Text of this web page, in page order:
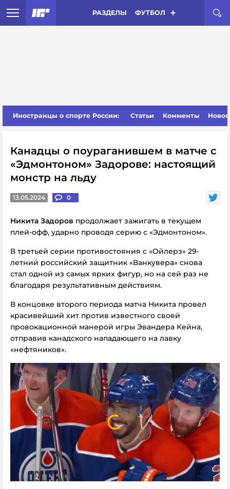
РАЗДЕЛЫ ФУТБОЛ
Иностранцы о спорте России: Статьи Комменты
Канадцы о поураганившем в матче с
«Эдмонтоном» Задорове: настоящий
монстр на льду
13.05.2024 0
Никита Задоров продолжает зажигать в текущем
плей-офф, ударно проводя серию с «Эдмонтоном».
В третьей серии противостояния с «Ойлерз» 29-
летний российский защитник «Ванкувера» снова
стал одной из самых ярких фигур, но на сей раз не
благодаря результативным действиям.
В концовке второго периода матча Никита провел
красивейший хит против известного своей
провокационной манерой игры Эвандера Кейна,
отправив канадского нападающего на лавку
«нефтяников».